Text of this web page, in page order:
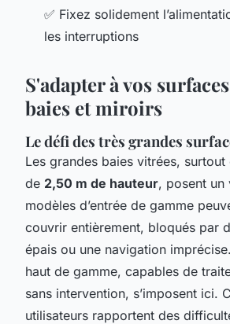
✅ Fixez solidement
les interruptions
S'adapter à vos
baies et miroirs
Le défi des très grandes
Les grandes baies vitrées,
de 2,50 m de hauteur, posent un
modèles d’entrée de gamme
couvrir entièrement, bloqués par
épais ou une navigation
haut de gamme, capables de
sans intervention, s’imposent ici.
utilisateurs rapportent des